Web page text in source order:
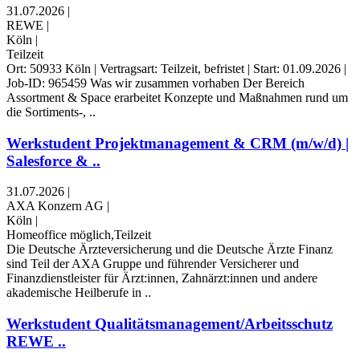
31.07.2026 |
REWE |
Köln |
Teilzeit
Ort: 50933 Köln | Vertragsart: Teilzeit, befristet | Start: 01.09.2026 |
Job-ID: 965459 Was wir zusammen vorhaben Der Bereich
Assortment & Space erarbeitet Konzepte und Maßnahmen rund um
die Sortiments-, ..
Werkstudent Projektmanagement & CRM (m/w/d) |
Salesforce & ..
31.07.2026 |
AXA Konzern AG |
Köln |
Homeoffice möglich,Teilzeit
Die Deutsche Ärzteversicherung und die Deutsche Ärzte Finanz
sind Teil der AXA Gruppe und führender Versicherer und
Finanzdienstleister für Ärzt:innen, Zahnärzt:innen und andere
akademische Heilberufe in ..
Werkstudent Qualitätsmanagement/Arbeitsschutz
REWE ..